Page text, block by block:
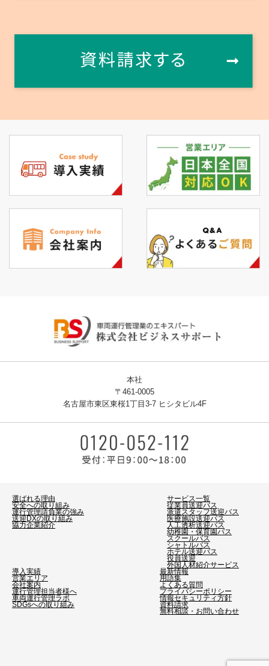
選ばれる理由
安全への取り組み
運行管理請負業の強み
送迎DXの取り組み
協力企業紹介
サービス一覧
従業員送迎バス
派遣スタッフ送迎バス
医療施設送迎バス
人工透析送迎バス
幼稚園・保育園バス
スクールバス
シャトルバス
ホテル送迎バス
役員送迎
外国人材紹介サービス
導入実績
営業エリア
会社案内
運行管理担当者様へ
車両運行管理ラボ
SDGsへの取り組み
最新情報
用語集
よくある質問
プライバシーポリシー
情報セキュリティ方針
資料請求
無料相談・お問い合わせ
本社
〒461-0005
名古屋市東区東桜1丁目3-7 ヒシタビル4F